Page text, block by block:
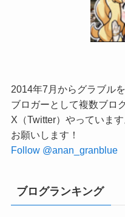
2014年7月からグラブル
ブロガーとして複数ブロ
X（Twitter）やっていま
お願いします！
Follow @anan_granblue
ブログランキング